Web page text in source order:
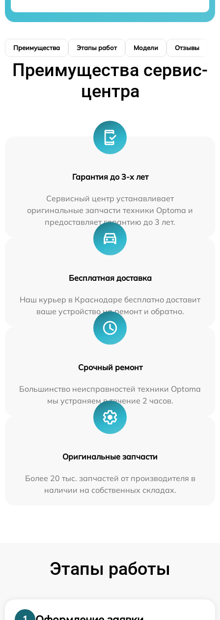
Преимущества Этапы работ Модели Отзывы
Преимущества сервис-
центра
Гарантия до 3-х лет
Сервисный центр устанавливает
оригинальные запчасти техники Optoma и
предоставляет гарантию до 3 лет.
Бесплатная доставка
Наш курьер в Краснодаре бесплатно доставит
ваше устройство на ремонт и обратно.
Срочный ремонт
Большинство неисправностей техники Optoma
мы устраняем в течение 2 часов.
Оригинальные запчасти
Более 20 тыс. запчастей от производителя в
наличии на собственных складах.
Этапы работы